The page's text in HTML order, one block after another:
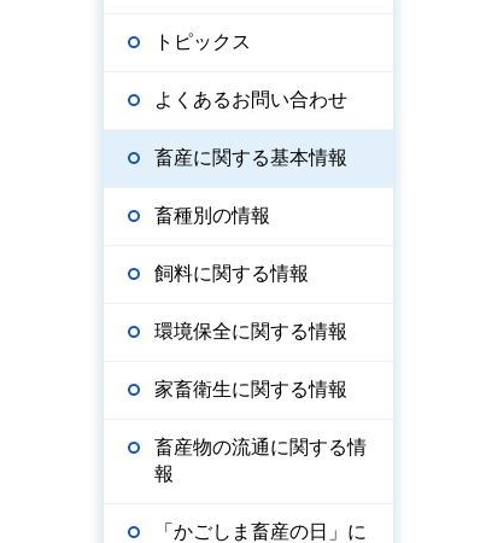
トピックス
よくあるお問い合わせ
畜産に関する基本情報
畜種別の情報
飼料に関する情報
環境保全に関する情報
家畜衛生に関する情報
畜産物の流通に関する情
報
「かごしま畜産の日」に